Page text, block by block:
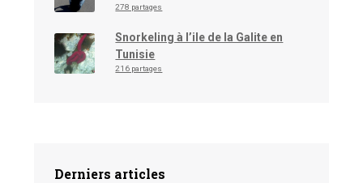
278 partages
Snorkeling à l’ile de la Galite en
Tunisie
216 partages
Derniers articles